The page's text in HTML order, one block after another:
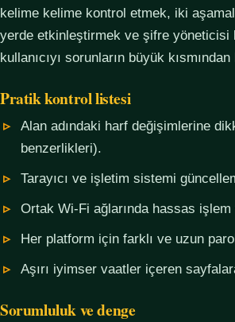
kelime kelime kontrol etmek, iki
yerde etkinleştirmek ve şifre yöneticisi
kullanıcıyı sorunların büyük
Pratik kontrol listesi
Alan adındaki harf değişimlerine
benzerlikleri).
Tarayıcı ve işletim sistemi
Ortak Wi-Fi ağlarında hassas işlem
Her platform için farklı ve uzun
Aşırı iyimser vaatler içeren
Sorumluluk ve denge